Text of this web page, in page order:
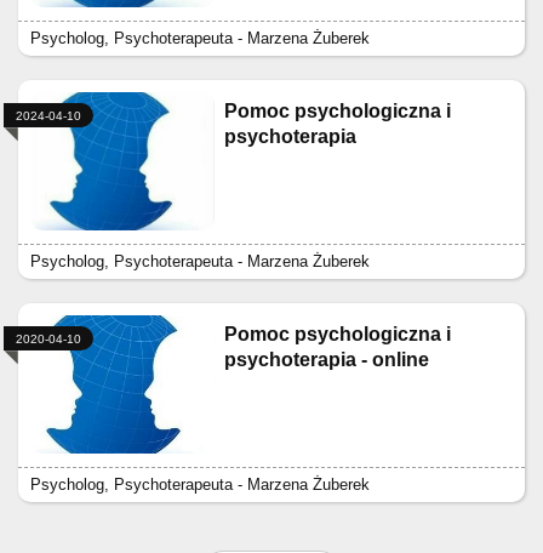
Psycholog, Psychoterapeuta - Marzena Żuberek
Pomoc psychologiczna i
psychoterapia
Psycholog, Psychoterapeuta - Marzena Żuberek
2024-04-10
Pomoc psychologiczna i
psychoterapia - online
Psycholog, Psychoterapeuta - Marzena Żuberek
2020-04-10